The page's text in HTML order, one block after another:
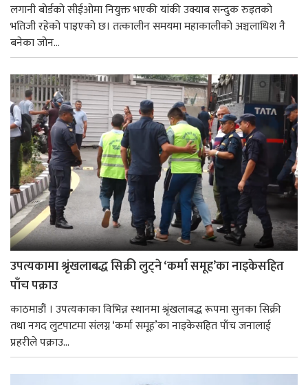
लगानी बोर्डको सीईओमा नियुक्त भएकी यांकी उक्याब सन्दुक रुइतको
भतिजी रहेको पाइएको छ। तत्कालीन समयमा महाकालीको अञ्चलाधिश नै
बनेका जोन...
उपत्यकामा श्रृंखलाबद्ध सिक्री लुट्ने ‘कर्मा समूह’का नाइकेसहित
पाँच पक्राउ
काठमाडौं । उपत्यकाका विभिन्न स्थानमा श्रृंखलाबद्ध रूपमा सुनका सिक्री
तथा नगद लुटपाटमा संलग्न ‘कर्मा समूह’का नाइकेसहित पाँच जनालाई
प्रहरीले पक्राउ...